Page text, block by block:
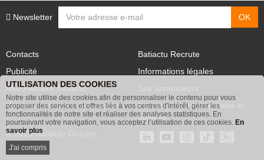
Publicité
Abonnement Batiactu
Voir les contenus+ de Batiactu
Site annonceurs
Politique de confidentialité et
cookies
© 2026 Batiactu Groupe
UTILISATION DES COOKIES
Notre site utilise des cookies afin de personnaliser le contenu pour vous
proposer des services et offres liés à vos centres d'intérêt, gérer les
fonctionnalités de notre site et réaliser des analyses statistiques. En
poursuivant votre navigation, vous acceptez l’utilisation de ces cookies. En
savoir plus
J'ai compris